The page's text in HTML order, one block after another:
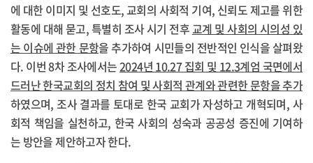
에 대한 이미지 및 선호도, 교회의 사회적 기여, 신뢰도 제고를 위한
활동에 대해 묻고, 특별히 조사 시기 전후교계 및 사회의 시의성 있
는 이슈에 관한 문항을 추가하여 시민들의 전반적인 인식을 살펴왔
다. 이번 8차 조사에서는2024년 10.27 집회 및 12.3계엄 국면에서
드러난 한국교회의 정치 참여 및 사회적 관계와 관련한 문항을 추가
하였으며, 조사 결과를 토대로 한국 교회가 자성하고 개혁되며, 사
회적 책임을 실천하고, 한국 사회의 성숙과 공공성 증진에 기여하
는 방안을 제안하고자 한다.